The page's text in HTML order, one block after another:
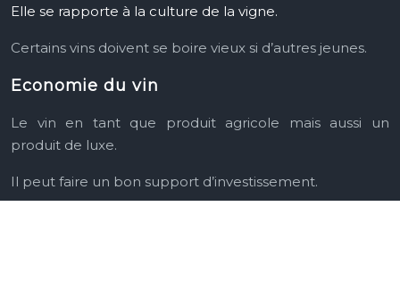
Elle se rapporte à la culture de la vigne.
Certains vins doivent se boire vieux si d’autres jeunes.
Economie du vin
Le vin en tant que produit agricole mais aussi un
produit de luxe.
Il peut faire un bon support d’investissement.